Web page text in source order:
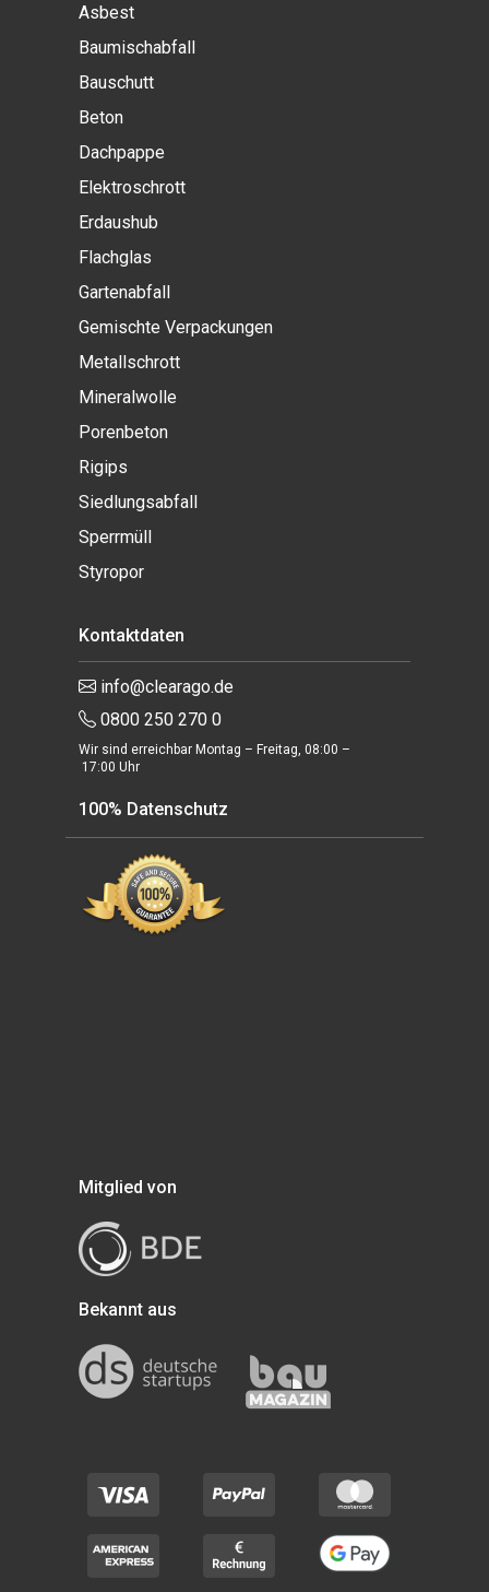
Asbest
Baumischabfall
Bauschutt
Beton
Dachpappe
Elektroschrott
Erdaushub
Flachglas
Gartenabfall
Gemischte Verpackungen
Metallschrott
Mineralwolle
Porenbeton
Rigips
Siedlungsabfall
Sperrmüll
Styropor
Kontaktdaten
info@clearago.de
0800 250 270 0
Wir sind erreichbar Montag – Freitag, 08:00 –
17:00 Uhr
100% Datenschutz
Mitglied von
Bekannt aus